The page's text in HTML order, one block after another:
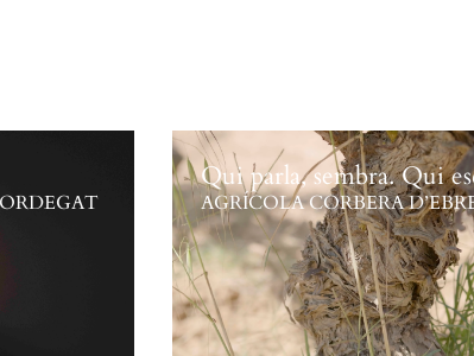
Qui parla, sembra. Qui
AGRÍCOLA CORBERA